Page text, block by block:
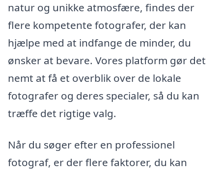
natur og unikke atmosfære, findes der
flere kompetente fotografer, der kan
hjælpe med at indfange de minder, du
ønsker at bevare. Vores platform gør det
nemt at få et overblik over de lokale
fotografer og deres specialer, så du kan
træffe det rigtige valg.
Når du søger efter en professionel
fotograf, er der flere faktorer, du kan